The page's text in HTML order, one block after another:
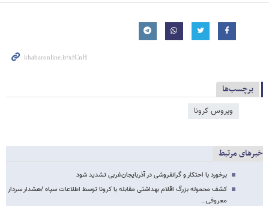
برچسب‌ها
ویروس کرونا
خبرهای مرتبط
برخورد با احتکار و گرانفروشی در آذربایجان‌غربی تشدید شود
کشف محموله بزرگ اقلام بهداشتی مقابله با کرونا توسط اطلاعات سپاه /هشدار سردار
معروفی…